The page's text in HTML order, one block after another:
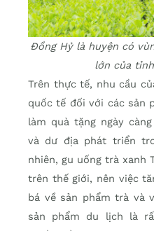
Đồng Hỷ là huyện có
lớn của
Trên thực tế, nhu cầu
quốc tế đối với các sản
làm quà tặng ngày
và dư địa phát triển
nhiên, gu uống trà xanh
trên thế giới, nên việc
bá về sản phẩm trà và
sản phẩm du lịch là